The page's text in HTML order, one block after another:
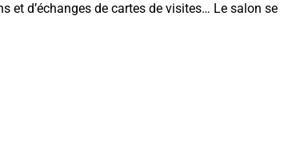
et d’échanges de cartes de visites… Le salon se